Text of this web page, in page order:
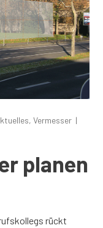
,Vermesser
planen
rückt